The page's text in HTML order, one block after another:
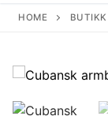
HOME BUTIKK